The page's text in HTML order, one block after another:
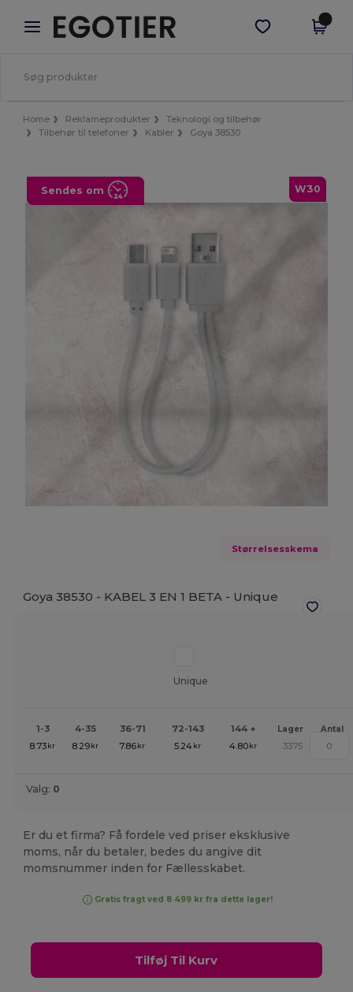
× Egotier-app
Bedre priser i appen!
Hent app
Home Reklameprodukter
Teknologi og tilbehør
Tilbehør til telefoner
Kabler Goya 38530
W30
Sendes om
Størrelsesskema
Goya 38530 - KABEL 3 EN 1 BETA - Unique
Unique
1-3 4-35 36-71 72-143 144 + Lager Antal
8.73 kr 8.29 kr 7.86 kr 5.24 kr 4.80 kr 3375
Valg: 0
Er du et firma? Få fordele ved priser eksklusive
moms, når du betaler, bedes du angive dit
momsnummer inden for Fællesskabet.
Gratis fragt ved 8 499 kr fra dette lager!
Tilføj Til Kurv